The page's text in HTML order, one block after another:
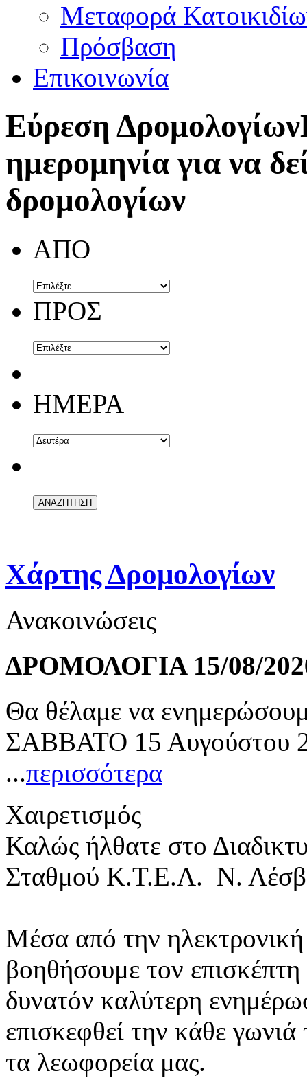
Μεταφορά
Πρόσβαση
Επικοινωνία
Εύρεση Δρομολογίων
ημερομηνία για να
δρομολογίων
ΑΠΟ
ΠΡΟΣ
ΗΜΕΡΑ
Χάρτης Δρομολογίων
Ανακοινώσεις
ΔΡΟΜΟΛΟΓΙΑ 15/08/
Θα θέλαμε να
ΣΑΒΒΑΤΟ 15 Αυγούστου
...περισσότερα
Χαιρετισμός
Καλώς ήλθατε στο
Σταθμού Κ.Τ.Ε.Λ. Ν.
Μέσα από την ηλεκτρονική
βοηθήσουμε τον
δυνατόν καλύτερη
επισκεφθεί την κάθε
τα λεωφορεία μας.